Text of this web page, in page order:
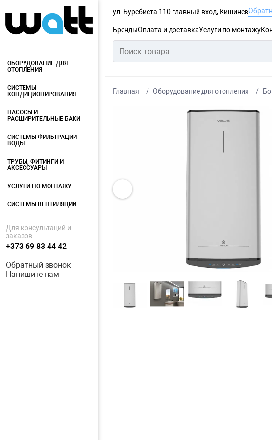
ул. Буребиста 110 главный вход, Кишинев
БрендыОплата и доставкаУслуги по монтажу
ОБОРУДОВАНИЕ ДЛЯ
ОТОПЛЕНИЯ
СИСТЕМЫ
КОНДИЦИОНИРОВАНИЯ
НАСОСЫ И
РАСШИРИТЕЛЬНЫЕ БАКИ
СИСТЕМЫ ФИЛЬТРАЦИИ
ВОДЫ
ТРУБЫ, ФИТИНГИ И
АКСЕССУАРЫ
УСЛУГИ ПО МОНТАЖУ
СИСТЕМЫ ВЕНТИЛЯЦИИ
Для консультаций и
заказов
+373 69 83 44 42
Обратный звонок
Напишите нам
Главная Оборудование для отопления